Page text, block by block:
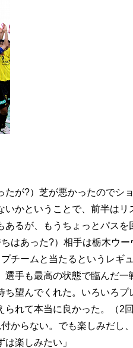
が?）芝が悪かったのでシ
かということで、前半はリ
るが、もうちょっとパスを
はあった?）相手は栃木ウー
チームと当たるというレギ
手も最高の状態で臨んだ一
望んでくれた。いろいろプ
れて本当に良かった。（2
からない。でも楽しみだし
楽しみたい」